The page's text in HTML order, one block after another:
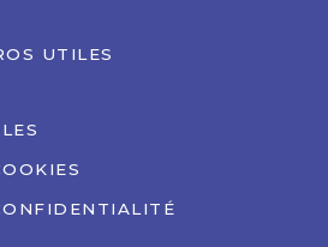
UTILES